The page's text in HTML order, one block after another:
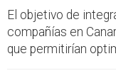
El objetivo de
compañías en
que permitirían